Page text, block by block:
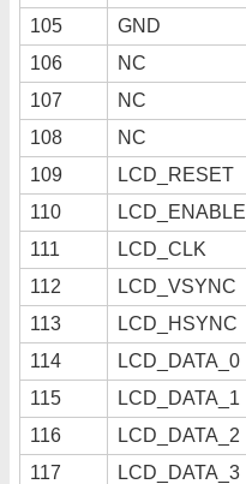
105
GND
106
NC
107
NC
108
NC
109
LCD_RESET
110
LCD_ENABLE
111
LCD_CLK
112
LCD_VSYNC
113
LCD_HSYNC
114
LCD_DATA_0
115
LCD_DATA_1
116
LCD_DATA_2
117
LCD_DATA_3